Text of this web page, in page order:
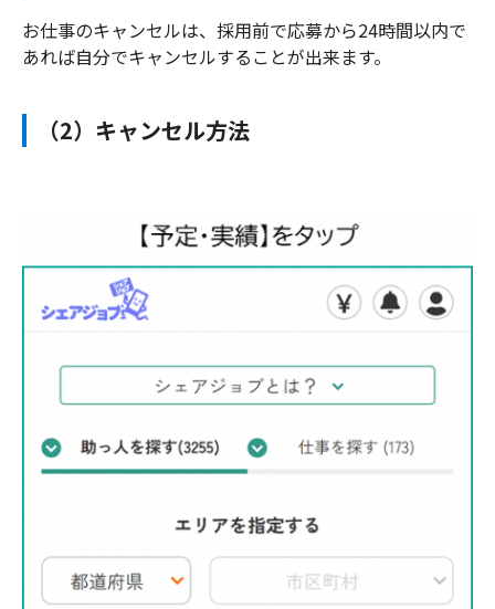
お仕事のキャンセルは、採用前で応募から24時間以内で
あれば自分でキャンセルすることが出来ます。
（2）キャンセル方法